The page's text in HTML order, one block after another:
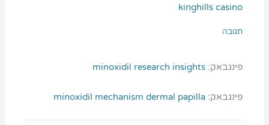
kinghills casino
תגובה
פינגבאק:minoxidil research insights
פינגבאק:minoxidil mechanism dermal papilla